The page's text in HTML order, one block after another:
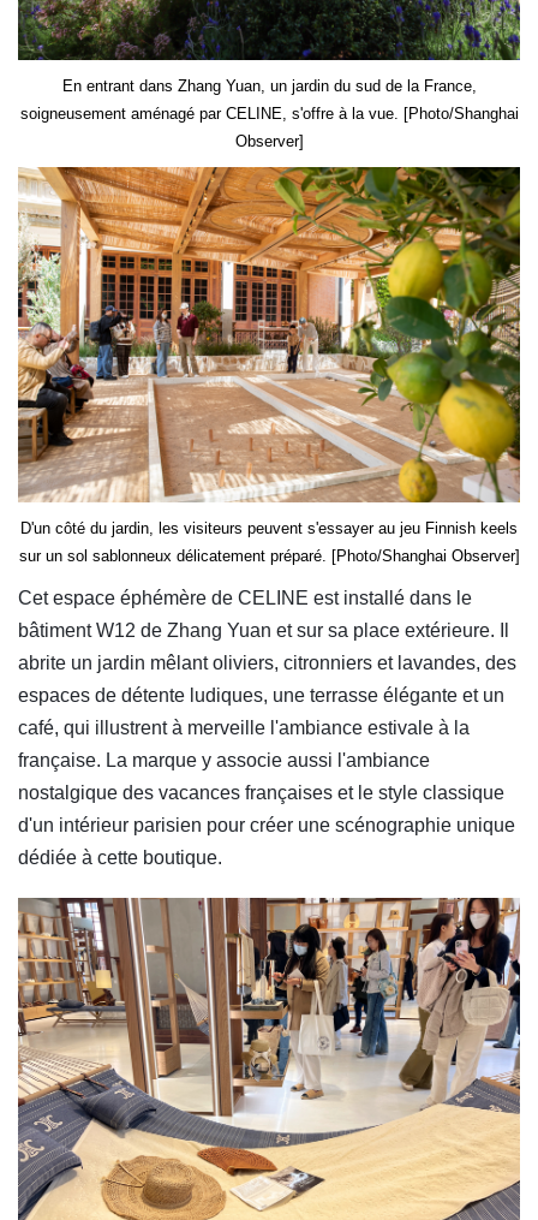
En entrant dans Zhang Yuan, un jardin du sud de la France,
soigneusement aménagé par CELINE, s'offre à la vue. [Photo/Shanghai
Observer]
D'un côté du jardin, les visiteurs peuvent s'essayer au jeu Finnish keels
sur un sol sablonneux délicatement préparé. [Photo/Shanghai Observer]
Cet espace éphémère de CELINE est installé dans le
bâtiment W12 de Zhang Yuan et sur sa place extérieure. Il
abrite un jardin mêlant oliviers, citronniers et lavandes, des
espaces de détente ludiques, une terrasse élégante et un
café, qui illustrent à merveille l'ambiance estivale à la
française. La marque y associe aussi l'ambiance
nostalgique des vacances françaises et le style classique
d'un intérieur parisien pour créer une scénographie unique
dédiée à cette boutique.